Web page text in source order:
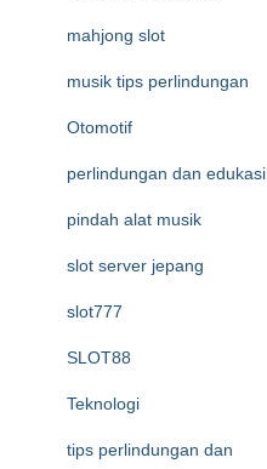
mahjong slot
musik tips perlindungan
Otomotif
perlindungan dan edukasi
pindah alat musik
slot server jepang
slot777
SLOT88
Teknologi
tips perlindungan dan